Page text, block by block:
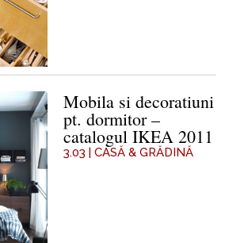
Mobila si decoratiuni
pt. dormitor –
catalogul IKEA 2011
3.03 | CASĂ & GRĂDINĂ